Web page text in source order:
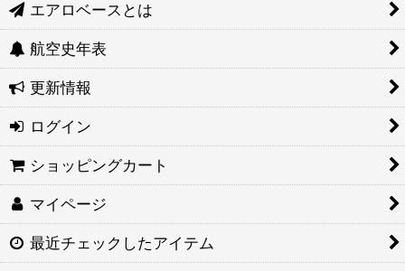
エアロベースとは
航空史年表
更新情報
ログイン
ショッピングカート
マイページ
最近チェックしたアイテム